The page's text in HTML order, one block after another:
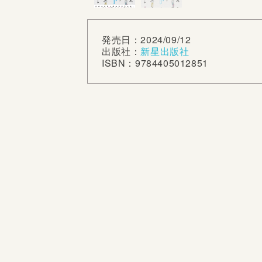
発売日：2024/09/12
出版社： 新星出版社
ISBN：9784405012851